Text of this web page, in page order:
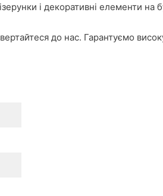
і декоративні елементи на
до нас. Гарантуємо